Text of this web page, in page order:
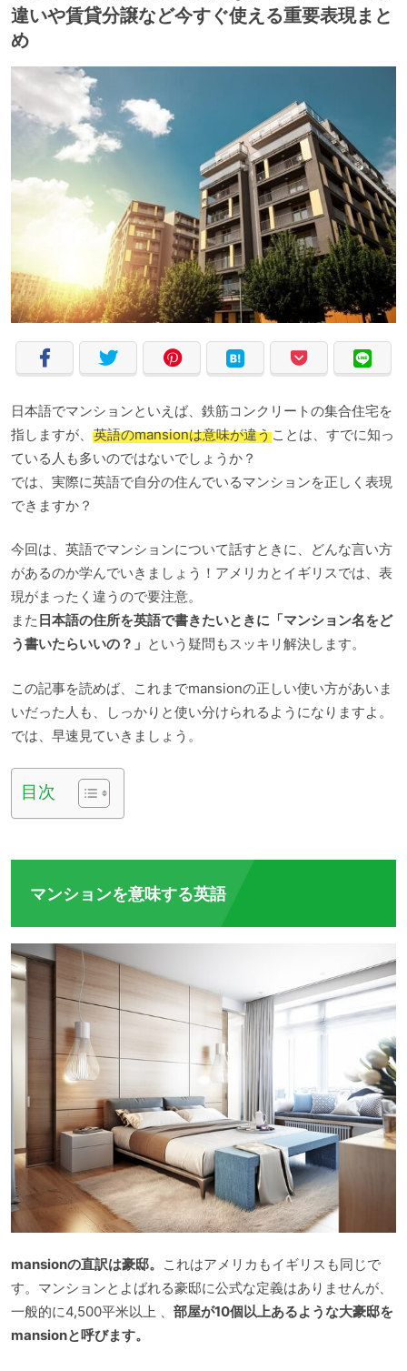
違いや賃貸分譲など今すぐ使える重要表現まと
め
日本語でマンションといえば、鉄筋コンクリートの集合住宅を
指しますが、 英語のmansionは意味が違うことは、すでに知っ
ている人も多いのではないでしょうか？
では、実際に英語で自分の住んでいるマンションを正しく表現
できますか？
今回は、英語でマンションについて話すときに、どんな言い方
があるのか学んでいきましょう！アメリカとイギリスでは、表
現がまったく違うので要注意。
また 日本語の住所を英語で書きたいときに「マンション名をど
う書いたらいいの？」 という疑問もスッキリ解決します。
この記事を読めば、これまでmansionの正しい使い方があいま
いだった人も、しっかりと使い分けられるようになりますよ。
では、早速見ていきましょう。
目次
マンションを意味する英語
mansionの直訳は豪邸。 これはアメリカもイギリスも同じで
す。マンションとよばれる豪邸に公式な定義はありませんが、
一般的に4,500平米以上 、 部屋が10個以上あるような大豪邸を
mansionと呼びます。